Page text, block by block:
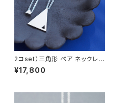
2コset）三角形 ペア ネックレス
シルバー925
¥17,800